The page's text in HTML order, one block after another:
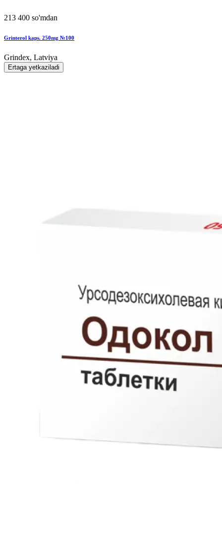
213 400 so'mdan
Grinterol kaps. 250mg №100
Grindex, Latviya
Ertaga yetkaziladi